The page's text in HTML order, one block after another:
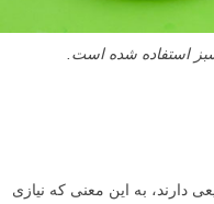
استفاده شده است.
دارند، به این معنی که نیازی